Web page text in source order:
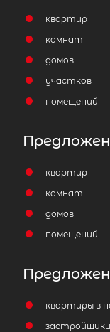
квартир
комнат
домов
участков
помещений
квартир
комнат
домов
помещений
квартиры в
застройщики